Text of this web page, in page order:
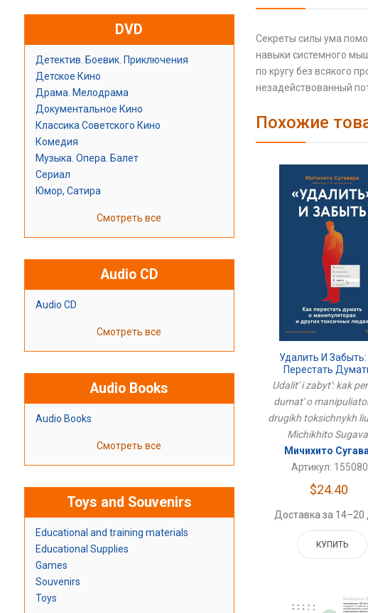
DVD
Детектив. Боевик. Приключения
Детское Кино
Драма. Мелодрама
Документальное Кино
Классика Советского Кино
Комедия
Музыка. Опера. Балет
Сериал
Юмор, Сатира
Смотреть все
Audio CD
Audio CD
Смотреть все
Audio Books
Audio Books
Смотреть все
Toys and Souvenirs
Educational and training materials
Educational Supplies
Games
Souvenirs
Toys
Секреты силы ума
навыки системного
по кругу без всякого
незадействованный
Похожие
Удалить И
Перестать
Манипуляторах И
Токсичных
Udalit' i zabyt': kak
dumat' o
drugikh toksichnykh
Michikhito
Мичихито
Артикул:
$24.40
Доставка за 14–20
КУПИТЬ